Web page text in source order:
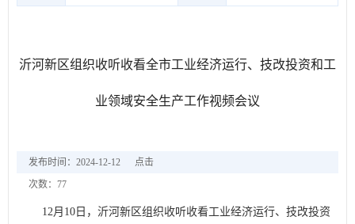
沂河新区组织收听收看全市工业经济运行、技改投资和工
业领域安全生产工作视频会议
发布时间：2024-12-12
点击
次数： 77
12月10日，沂河新区组织收听收看工业经济运行、技改投资